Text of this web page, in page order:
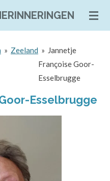
» Zeeland » Jannetje
Françoise Goor-
Esselbrugge
Esselbrugge